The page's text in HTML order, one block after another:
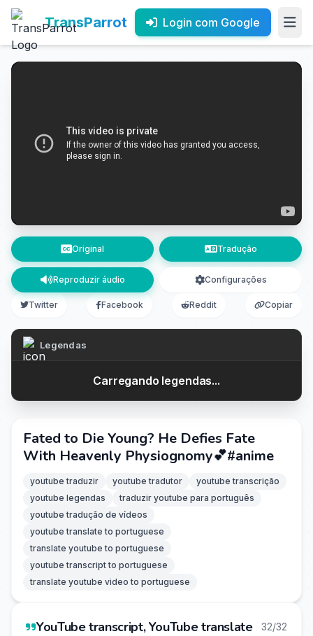
TransParrot Login com Google
Original Tradução
Reproduzir áudio Configurações
Twitter Facebook Reddit Copiar
Legendas
Carregando legendas...
Fated to Die Young? He Defies Fate
With Heavenly Physiognomy💕#anime
youtube traduzir youtube tradutor
youtube transcrição
youtube legendas
traduzir youtube para português
youtube tradução de vídeos
youtube translate to portuguese
translate youtube to portuguese
youtube transcript to portuguese
translate youtube video to portuguese
YouTube transcript, YouTube translate 32/32